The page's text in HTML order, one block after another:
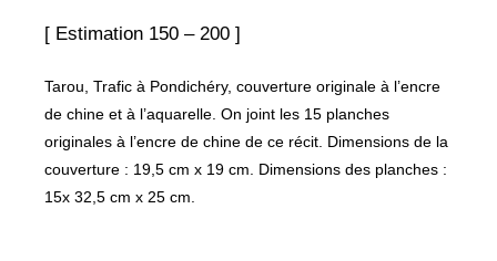
[ Estimation 150 – 200 ]
Tarou, Trafic à Pondichéry, couverture originale à l’encre
de chine et à l’aquarelle. On joint les 15 planches
originales à l’encre de chine de ce récit. Dimensions de la
couverture : 19,5 cm x 19 cm. Dimensions des planches :
15x 32,5 cm x 25 cm.